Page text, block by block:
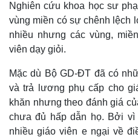
Kinh tế
Bất động sản
Nghiên cứu khoa học sư
vùng miền có sự chênh lệch
nhiều nhưng các vùng,
viên dạy giỏi.
Mặc dù Bộ GD-ĐT đã có
và trả lương phụ cấp cho
khăn nhưng theo đánh giá
chưa đủ hấp dẫn họ. Bởi
nhiều giáo viên e ngại về